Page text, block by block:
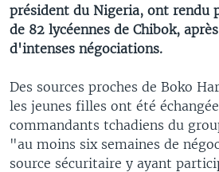
président du Nigeria, ont rendu
de 82 lycéennes de Chibok,
d'intenses négociations.
Des sources proches de Boko
les jeunes filles ont été
commandants tchadiens du
"au moins six semaines de
source sécuritaire y ayant